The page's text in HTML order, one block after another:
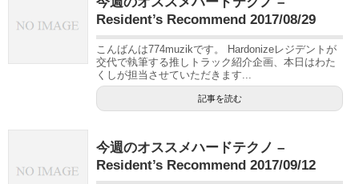
Resident’s Recommend 2017/08/29
こんばんは774muzikです。 Hardonizeレジデントが
交代で執筆する推しトラック紹介企画、本日はわた
くしが担当させていただきます...
記事を読む
今週のオススメハードテクノ –
Resident’s Recommend 2017/09/12